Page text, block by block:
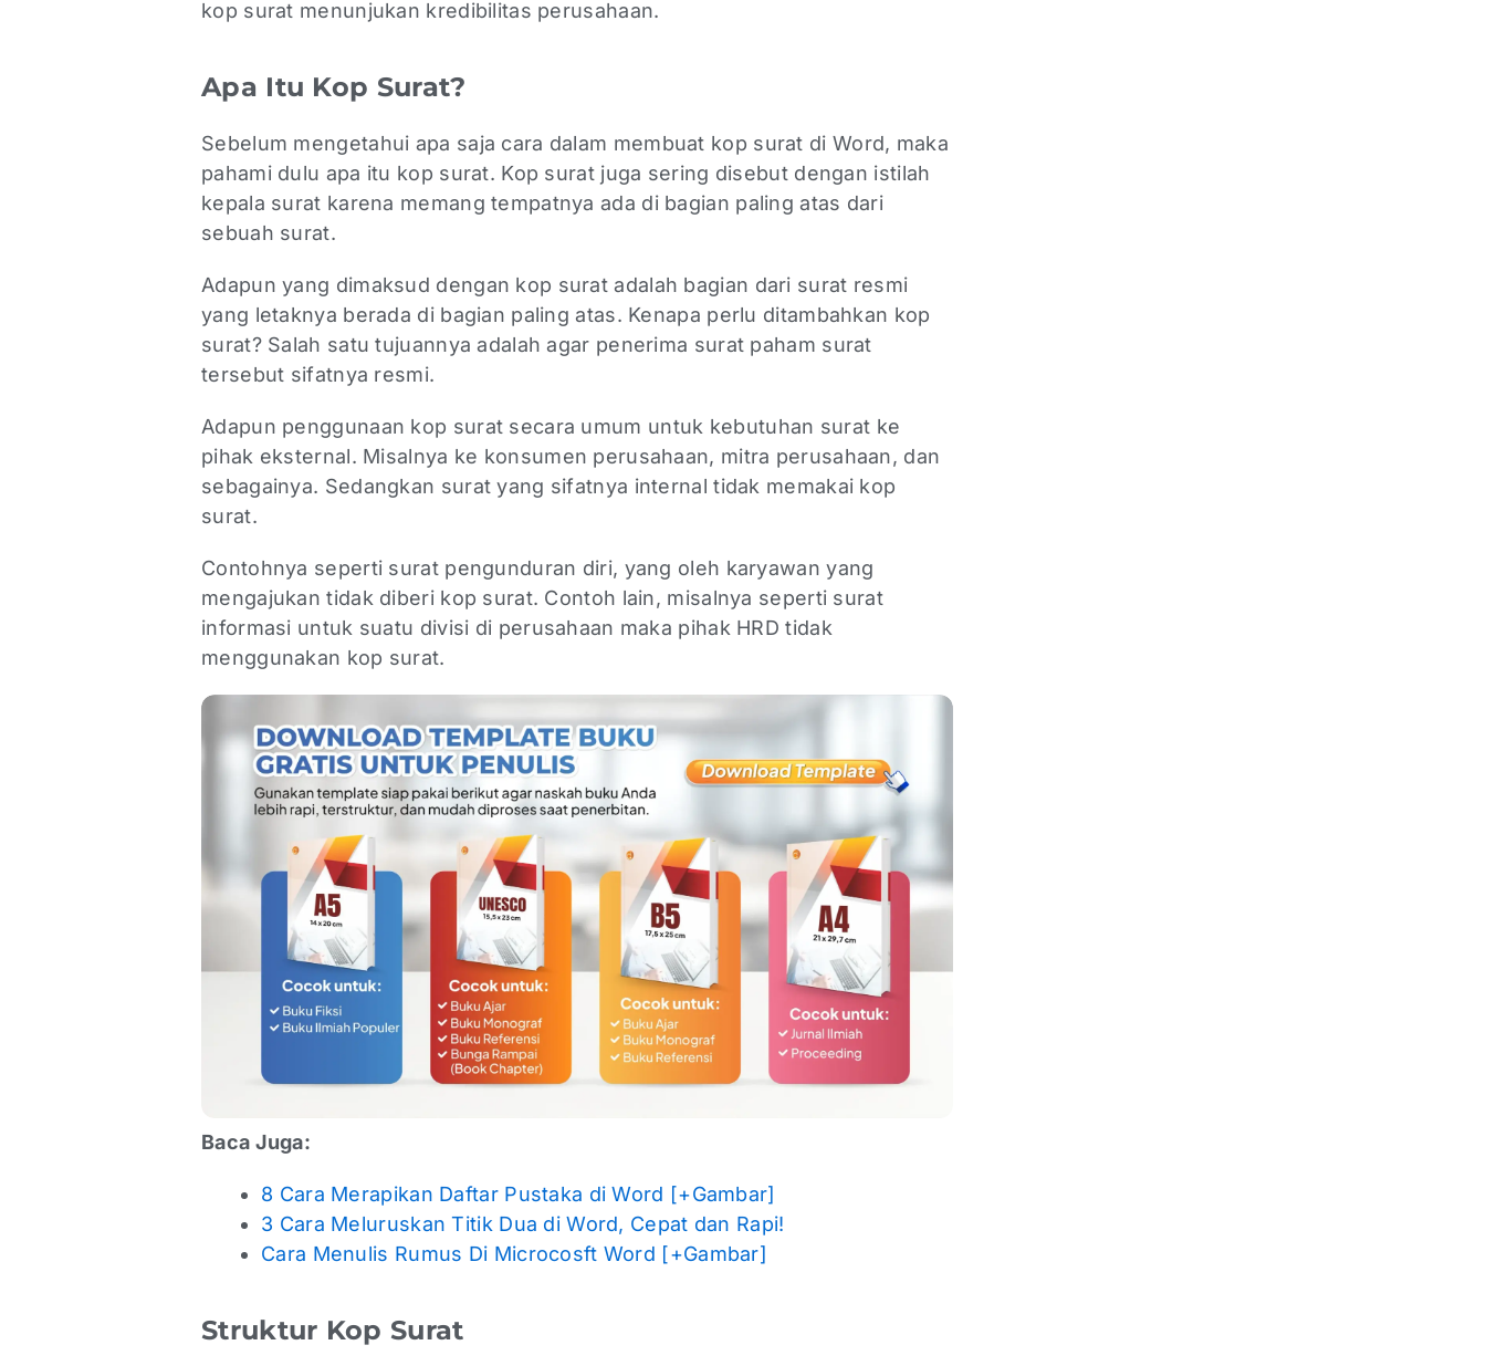
kop surat menunjukan kredibilitas perusahaan.
Apa Itu Kop Surat?
Sebelum mengetahui apa saja cara dalam membuat kop surat di Word, maka
pahami dulu apa itu kop surat. Kop surat juga sering disebut dengan istilah
kepala surat karena memang tempatnya ada di bagian paling atas dari
sebuah surat.
Adapun yang dimaksud dengan kop surat adalah bagian dari surat resmi
yang letaknya berada di bagian paling atas. Kenapa perlu ditambahkan kop
surat? Salah satu tujuannya adalah agar penerima surat paham surat
tersebut sifatnya resmi.
Adapun penggunaan kop surat secara umum untuk kebutuhan surat ke
pihak eksternal. Misalnya ke konsumen perusahaan, mitra perusahaan, dan
sebagainya. Sedangkan surat yang sifatnya internal tidak memakai kop
surat.
Contohnya seperti surat pengunduran diri, yang oleh karyawan yang
mengajukan tidak diberi kop surat. Contoh lain, misalnya seperti surat
informasi untuk suatu divisi di perusahaan maka pihak HRD tidak
menggunakan kop surat.
Baca Juga:
8 Cara Merapikan Daftar Pustaka di Word [+Gambar]
3 Cara Meluruskan Titik Dua di Word, Cepat dan Rapi!
Cara Menulis Rumus Di Microcosft Word [+Gambar]
Struktur Kop Surat